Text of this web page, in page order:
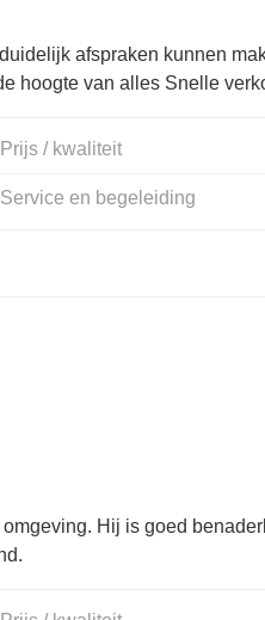
afspraken kunnen
hoogte van alles Snelle
Prijs / kwaliteit
Service en begeleiding
Hij is goed